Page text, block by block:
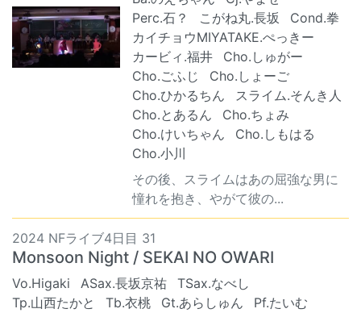
Perc.石？
こがね丸.長坂
Cond.拳
カイチョウMIYATAKE.ぺっきー
カービィ.福井
Cho.しゅがー
Cho.ごふじ
Cho.しょーご
Cho.ひかるちん
スライム.そんき人
Cho.とあるん
Cho.ちょみ
Cho.けいちゃん
Cho.しもはる
Cho.小川
その後、スライムはあの屈強な男に
憧れを抱き、やがて彼の...
2024 NFライブ4日目 31
Monsoon Night / SEKAI NO OWARI
Vo.Higaki ASax.長坂京祐
TSax.なべし
Tp.山西たかと
Tb.衣桃 Gt.あらしゅん Pf.たいむ